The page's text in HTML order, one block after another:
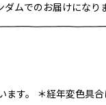
ムでのお届けになりま
す。 ＊経年変色具